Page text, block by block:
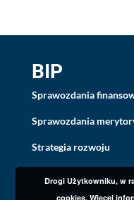
BIP
Sprawozdania
Sprawozdania
Strategia rozwoju
Drogi Użytkowniku, w
cookies. Więcej